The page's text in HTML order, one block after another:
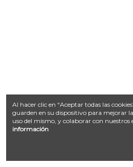
Al hacer clic en “Aceptar todas las
guarden en su dispositivo para mejorar
uso del mismo, y colaborar con
información